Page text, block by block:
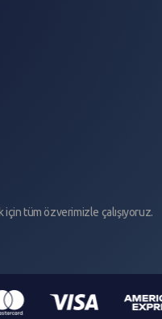
tüm özverimizle çalışıyoruz.